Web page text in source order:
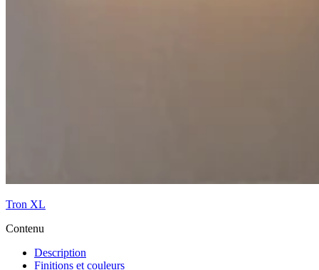
Tron XL
Contenu
Description
Finitions et couleurs